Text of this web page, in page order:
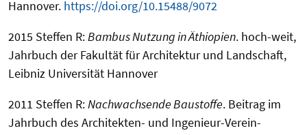
Hannover. https://doi.org/10.15488/9072
2015 Steffen R:Bambus Nutzung in Äthiopien. hoch-weit,
Jahrbuch der Fakultät für Architektur und Landschaft,
Leibniz Universität Hannover
2011 Steffen R:Nachwachsende Baustoffe. Beitrag im
Jahrbuch des Architekten- und Ingenieur-Verein-